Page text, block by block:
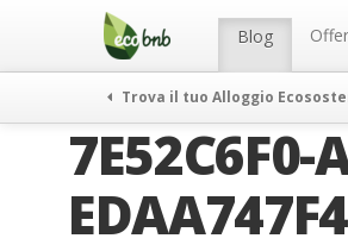
Menu Blog
Trova il tuo Alloggio
7E52C6F0-